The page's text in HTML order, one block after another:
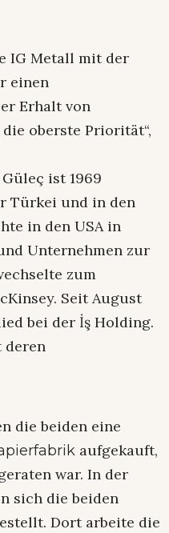
IG Metall mit der
einen
Erhalt von
oberste Priorität“,
ist 1969
Türkei und in den
in den USA in
Unternehmen zur
zum
Seit August
bei der İş Holding.
deren
die beiden eine
aufgekauft,
war. In der
sich die beiden
Dort arbeite die